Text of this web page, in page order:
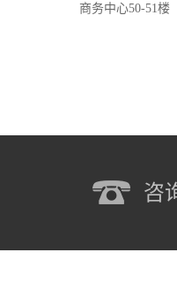
商务中心50-51楼
咨